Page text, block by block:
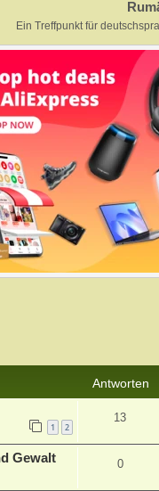
Ein Treffpunkt für
Antworten
1 2
13
Gewalt 0